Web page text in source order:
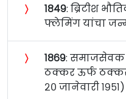
〉 १८४९: ब्रिटीश
फ्लेमिंग यांचा
〉 १८६९: समाजसेवक
ठक्कर ऊर्फ ठक्कर
२० जानेवारी १९५१)